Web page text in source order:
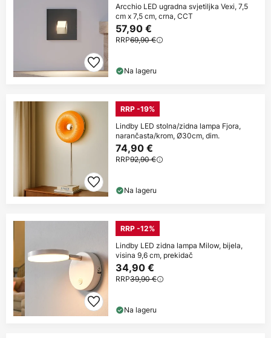
Arcchio LED ugradna svjetiljka Vexi, 7,5
cm x 7,5 cm, crna, CCT
57,90 €
RRP69,90 €
Na lageru
RRP -19%
Lindby LED stolna/zidna lampa Fjora,
narančasta/krom, Ø30cm, dim.
74,90 €
RRP92,90 €
Na lageru
RRP -12%
Lindby LED zidna lampa Milow, bijela,
visina 9,6 cm, prekidač
34,90 €
RRP39,90 €
Na lageru